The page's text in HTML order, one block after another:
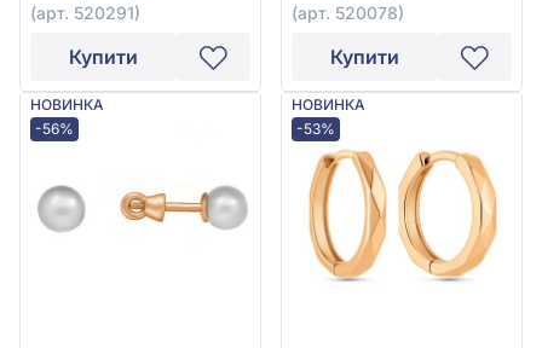
(арт. 520291)
Купити
(арт. 520078)
Купити
НОВИНКА
-56%
НОВИНКА
-53%